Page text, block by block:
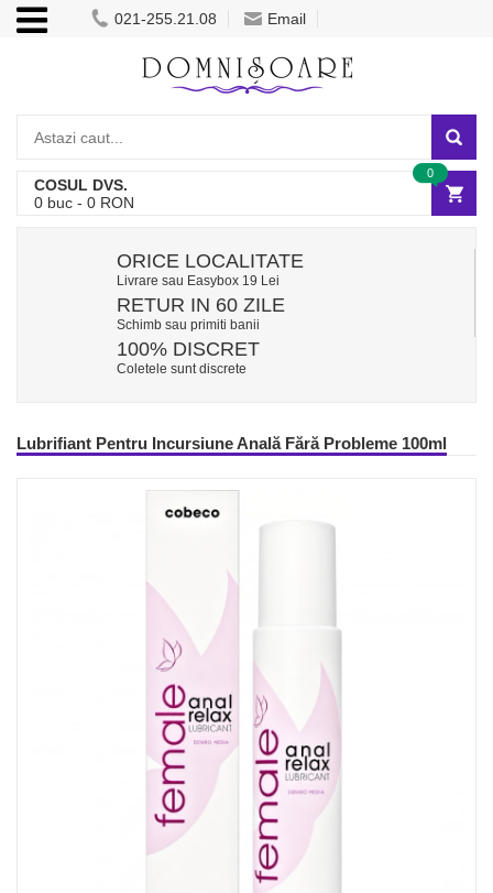
021-255.21.08 Email
COSUL DVS.
0 buc - 0 RON
0
ORICE LOCALITATE
Livrare sau Easybox 19 Lei
RETUR IN 60 ZILE
Schimb sau primiti banii
100% DISCRET
Coletele sunt discrete
Lubrifiant Pentru Incursiune Anală Fără Probleme 100ml